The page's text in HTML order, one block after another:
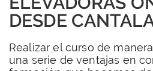
DESDE
Realizar el curso de
una serie de ventajas en